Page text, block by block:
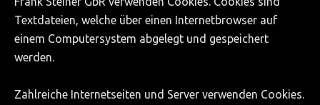
Textdateien, welche über einen Internetbrowser auf
einem Computersystem abgelegt und gespeichert
werden.
Zahlreiche Internetseiten und Server verwenden Cookies.